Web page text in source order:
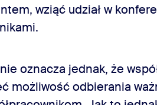
wziąć udział w
oznacza jednak, że
możliwość odbierania